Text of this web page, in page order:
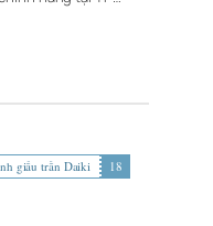
giấu trần Daiki
18